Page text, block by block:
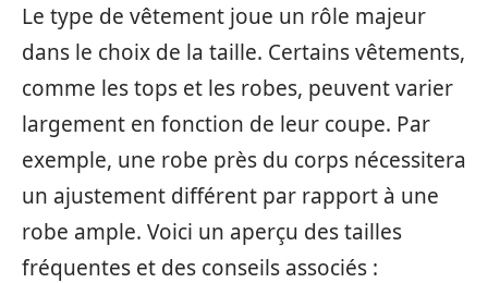
Le type de vêtement joue un rôle majeur
dans le choix de la taille. Certains vêtements,
comme les tops et les robes, peuvent varier
largement en fonction de leur coupe. Par
exemple, une robe près du corps nécessitera
un ajustement différent par rapport à une
robe ample. Voici un aperçu des tailles
fréquentes et des conseils associés :